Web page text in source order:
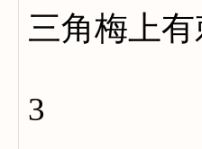
三角梅上有
3